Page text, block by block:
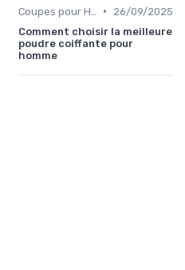
•
26/09/2025
Comment choisir la meilleure
poudre coiffante pour
homme